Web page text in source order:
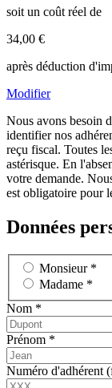
soit un coût réel de
34,00 €
après déduction
Modifier
Nous avons besoin
identifier nos
reçu fiscal. Toutes
astérisque. En
votre demande.
est obligatoire pour
Données
Monsieur *
Madame *
Nom *
Prénom *
Numéro d'adhérent